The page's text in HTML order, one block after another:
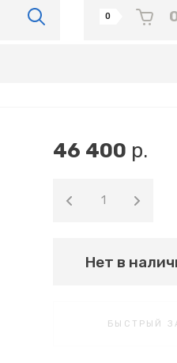
0
46 400 р.
Нет в
БЫСТРЫЙ